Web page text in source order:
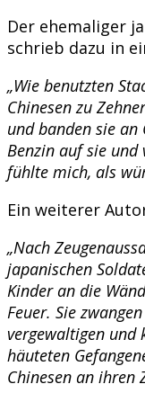
Der ehemaliger
schrieb dazu in
„Wie benutzten
Chinesen zu
und banden sie
Benzin auf sie
fühlte mich, als
Ein weiterer
„Nach
japanischen
Kinder an die
Feuer. Sie
vergewaltigen und
häuteten
Chinesen an ihren